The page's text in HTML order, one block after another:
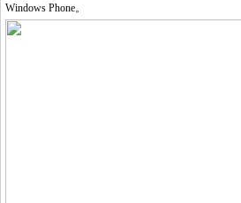
Windows Phone。